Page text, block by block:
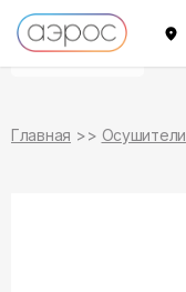
Главная Осушители
уточняйте
о наличии
уточняйте
о наличии